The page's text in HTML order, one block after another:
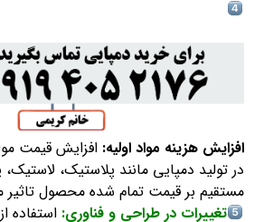
افزایش هزینه مواد اولیه: افزایش قیمت
در تولید دمپایی مانند پلاستیک،
مستقیم بر قیمت تمام شده محصول تاثیر
تغییرات در طراحی و فناوری: استفاده